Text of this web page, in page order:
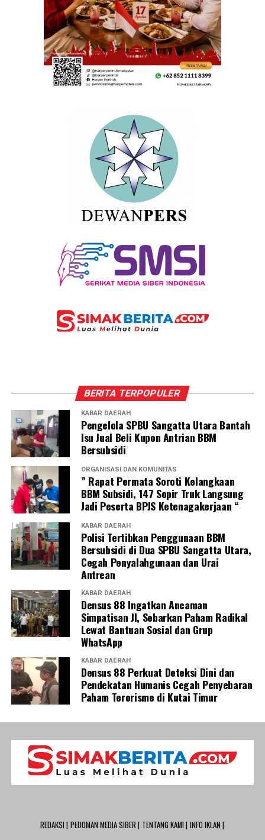
BERITA TERPOPULER
KABAR DAERAH
Pengelola SPBU Sangatta Utara Bantah
Isu Jual Beli Kupon Antrian BBM
Bersubsidi
ORGANISASI DAN KOMUNITAS
” Rapat Permata Soroti Kelangkaan
BBM Subsidi, 147 Sopir Truk Langsung
Jadi Peserta BPJS Ketenagakerjaan “
KABAR DAERAH
Polisi Tertibkan Penggunaan BBM
Bersubsidi di Dua SPBU Sangatta Utara,
Cegah Penyalahgunaan dan Urai
Antrean
KABAR DAERAH
Densus 88 Ingatkan Ancaman
Simpatisan JI, Sebarkan Paham Radikal
Lewat Bantuan Sosial dan Grup
WhatsApp
KABAR DAERAH
Densus 88 Perkuat Deteksi Dini dan
Pendekatan Humanis Cegah Penyebaran
Paham Terorisme di Kutai Timur
REDAKSI | PEDOMAN MEDIA SIBER | TENTANG KAMI | INFO IKLAN |